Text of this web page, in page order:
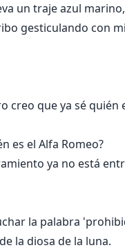
un traje azul
gesticulando con
creo que ya sé quién
es el Alfa Romeo?
ya no está
la palabra
la diosa de la luna.